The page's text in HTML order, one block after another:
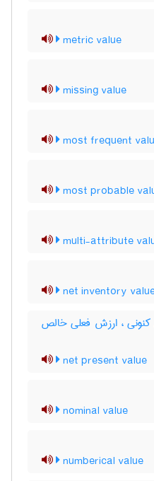
metric value
missing value
most frequent
most probable
multi-attribute
net inventory
، ارزش فعلی خالص
net present value
nominal value
numberical value